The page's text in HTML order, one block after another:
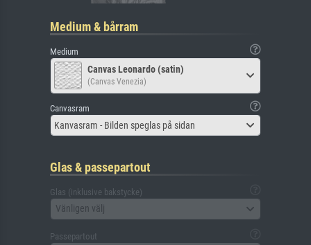
Medium & bårram
Medium
Canvas Leonardo (satin)
(Canvas Venezia)
Canvasram
Kanvasram - Bilden speglas på sidan
Glas & passepartout
Glas (inklusive bakstycke)
Vänligen välj
Passepartout